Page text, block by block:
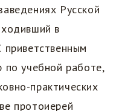
Русской
в
по учебной работе,
практических
протоиерей